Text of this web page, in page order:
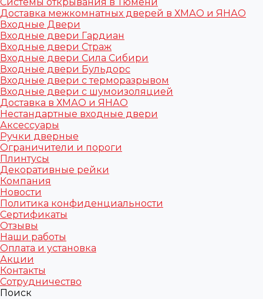
Доставка межкомнатных дверей в ХМАО и ЯНАО
Входные Двери
Входные двери Гардиан
Входные двери Страж
Входные двери Сила Сибири
Входные двери Бульдорс
Входные двери с терморазрывом
Входные двери с шумоизоляцией
Доставка в ХМАО и ЯНАО
Нестандартные входные двери
Аксессуары
Ручки дверные
Ограничители и пороги
Плинтусы
Декоративные рейки
Компания
Новости
Политика конфиденциальности
Сертификаты
Отзывы
Наши работы
Оплата и установка
Акции
Контакты
Сотрудничество
Поиск